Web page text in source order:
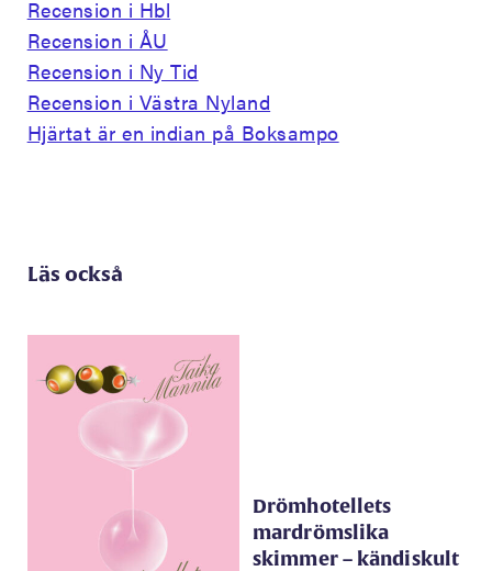
Recension i Hbl
Recension i ÅU
Recension i Ny Tid
Recension i Västra Nyland
Hjärtat är en indian på Boksampo
Läs också
Drömhotellets
mardrömslika
skimmer – kändiskult